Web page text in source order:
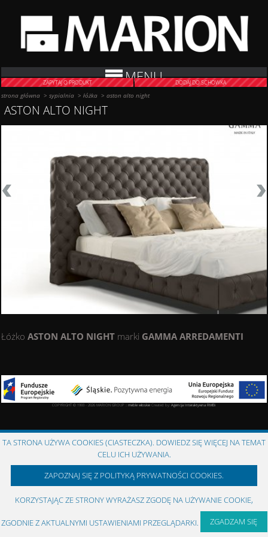
MENU
ZAPYTAJ O PRODUKT DODAJ DO SCHOWKA
strona główna >sypialnia >łóżka >aston alto night
ASTON ALTO NIGHT
ŁóżkoASTON ALTO NIGHT marki GAMMA ARREDAMENTI
COPYRIGHT © 1993 - 2026 MARION GROUP ::meble włoskieCreated by:Agencja Interaktywna RMBi
TA STRONA UŻYWA COOKIES (CIASTECZKA). DOWIEDZ SIĘ WIĘCEJ NA TEMAT
CELU ICH UŻYWANIA.
ZAPOZNAJ SIĘ Z POLITYKĄ PRYWATNOŚCI COOKIES.
KORZYSTAJĄC ZE STRONY WYRAŻASZ ZGODĘ NA UŻYWANIE COOKIE,
ZGODNIE Z AKTUALNYMI USTAWIENIAMI PRZEGLĄDARKI. ZGADZAM SIĘ